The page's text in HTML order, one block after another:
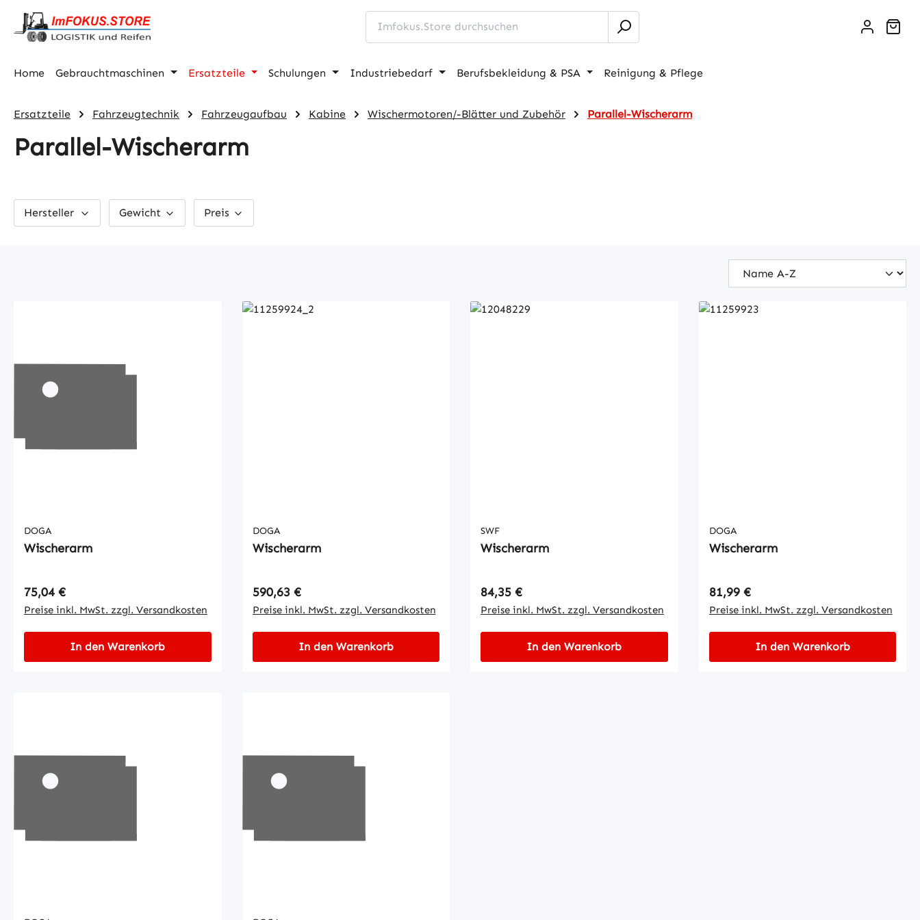
Hauptinhalt springen
Zur Suche springen
Zur Hauptnavigation springen
Home Gebrauchtmaschinen Ersatzteile Schulungen Industriebedarf Berufsbekleidung & PSA Reinigung & Pflege
Ersatzteile Fahrzeugtechnik Fahrzeugaufbau Kabine Wischermotoren/-Blätter und Zubehör Parallel-Wischerarm
Parallel-Wischerarm
Hersteller Gewicht Preis
DOGA
Wischerarm
Regulärer Preis:
75,04 €
Preise inkl. MwSt. zzgl. Versandkosten
In den Warenkorb
DOGA
Wischerarm
Regulärer Preis:
590,63 €
Preise inkl. MwSt. zzgl. Versandkosten
In den Warenkorb
SWF
Wischerarm
Regulärer Preis:
84,35 €
Preise inkl. MwSt. zzgl. Versandkosten
In den Warenkorb
DOGA
Wischerarm
Regulärer Preis:
81,99 €
Preise inkl. MwSt. zzgl. Versandkosten
In den Warenkorb